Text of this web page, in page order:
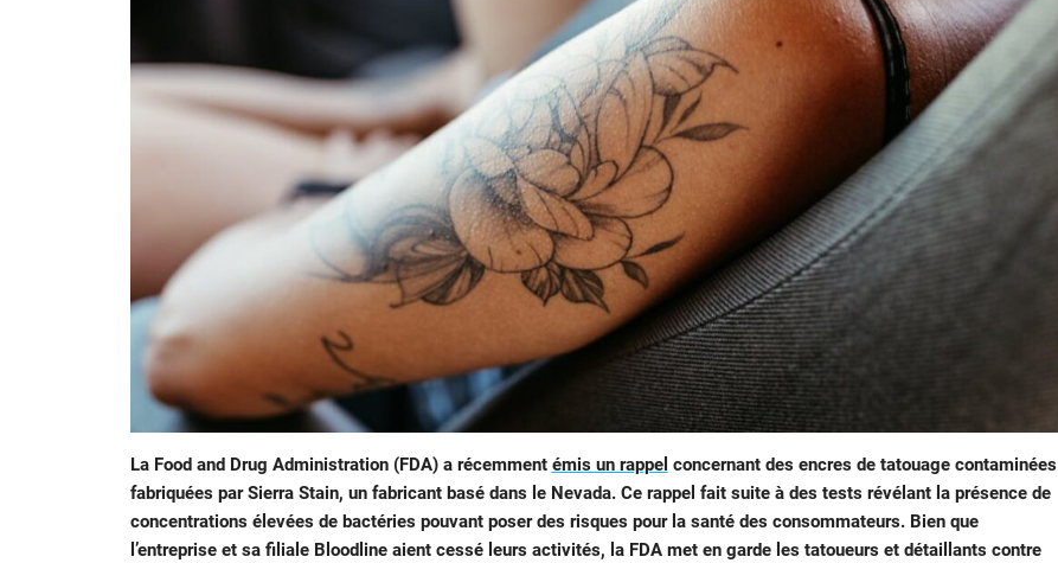
La Food and Drug Administration (FDA) a récemment émis un rappel concernant des encres de tatouage contaminées
fabriquées par Sierra Stain, un fabricant basé dans le Nevada. Ce rappel fait suite à des tests révélant la présence de
concentrations élevées de bactéries pouvant poser des risques pour la santé des consommateurs. Bien que
l’entreprise et sa filiale Bloodline aient cessé leurs activités, la FDA met en garde les tatoueurs et détaillants contre